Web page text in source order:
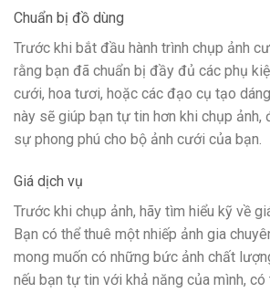
Chuẩn bị đồ dùng
Trước khi bắt đầu hành trình chụp ảnh
rằng bạn đã chuẩn bị đầy đủ các phụ
cưới, hoa tươi, hoặc các đạo cụ tạo
này sẽ giúp bạn tự tin hơn khi chụp ảnh,
sự phong phú cho bộ ảnh cưới của bạn.
Giá dịch vụ
Trước khi chụp ảnh, hãy tìm hiểu kỹ về
Bạn có thể thuê một nhiếp ảnh gia
mong muốn có những bức ảnh chất
nếu bạn tự tin với khả năng của mình,